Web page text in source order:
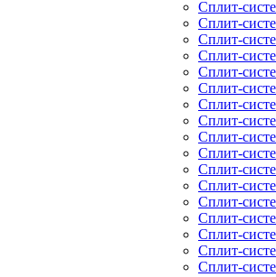
Сплит-
Сплит-
Сплит-
Сплит-
Сплит-
Сплит-
Сплит-
Сплит-
Сплит-
Сплит-
Сплит-
Сплит-
Сплит-
Сплит-
Сплит-
Сплит-
Сплит-